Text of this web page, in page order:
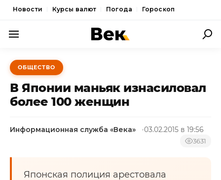
Новости Курсы валют Погода Гороскоп
ПОЛИТИКА
ЭКОНОМИКА
ОБЩЕСТВО
КУЛЬТУРА
НОВОСТИ
ОБЩЕСТВО
В Японии маньяк изнасиловал
более 100 женщин
Информационная служба «Века» 03.02.2015 в 19:56
3631
Японская полиция арестовала